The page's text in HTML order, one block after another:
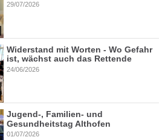
29/07/2026
Widerstand mit Worten - Wo Gefahr
ist, wächst auch das Rettende
24/06/2026
Jugend-, Familien- und
Gesundheitstag Althofen
01/07/2026